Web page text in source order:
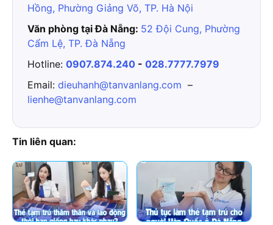
Hồng, Phường Giảng Võ, TP. Hà Nội
Văn phòng tại Đà Nẵng: 52 Đội Cung, Phường
Cẩm Lệ, TP. Đà Nẵng
Hotline: 0907.874.240 - 028.7777.7979
Email: dieuhanh@tanvanlang.com –
lienhe@tanvanlang.com
Tin liên quan: